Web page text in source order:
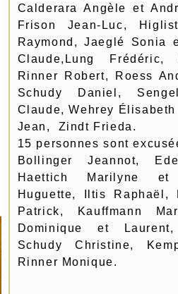
Calderara Angèle et
Frison Jean-Luc,
Raymond, Jaeglé Sonia
Claude,Lung Frédéric,
Rinner Robert, Roess
Schudy Daniel,
Claude, Wehrey
Jean, Zindt Frieda.
15 personnes sont
Bollinger Jeannot,
Haettich Marilyne et
Huguette, Iltis Raphaël,
Patrick, Kauffmann
Dominique et
Schudy Christine,
Rinner Monique.